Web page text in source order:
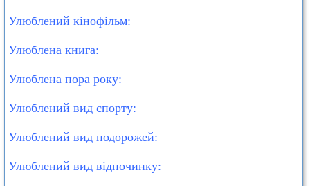
Улюблений кінофільм:
Улюблена книга:
Улюблена пора року:
Улюблений вид спорту:
Улюблений вид подорожей:
Улюблений вид відпочинку: